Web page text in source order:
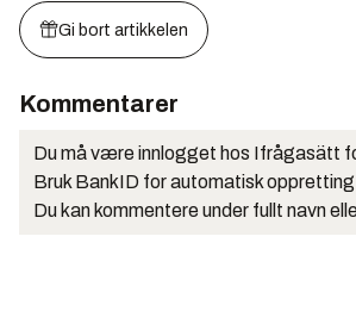
Gi bort artikkelen
Kommentarer
Du må være innlogget hos Ifrågasätt
Bruk BankID for automatisk oppretting
Du kan kommentere under fullt navn